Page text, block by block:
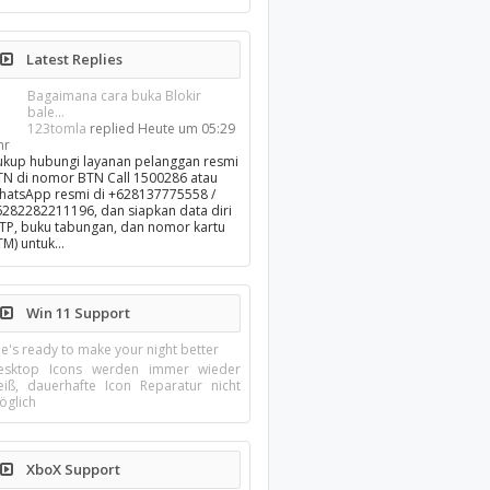
Latest Replies
Bagaimana cara buka Blokir
bale...
123tomla replied Heute um 05:29
hubungi layanan pelanggan resmi
di nomor BTN Call 1500286 atau
resmi di +628137775558 /
dan siapkan data diri
buku tabungan, dan nomor kartu
untuk…
Win 11 Support
ready to make your night better
Icons werden immer wieder
dauerhafte Icon Reparatur nicht
XboX Support